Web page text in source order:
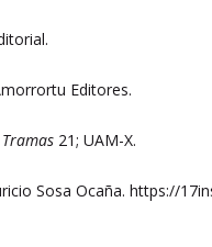
Editores.
Tramas 21; UAM-X.
Sosa Ocaña. https://